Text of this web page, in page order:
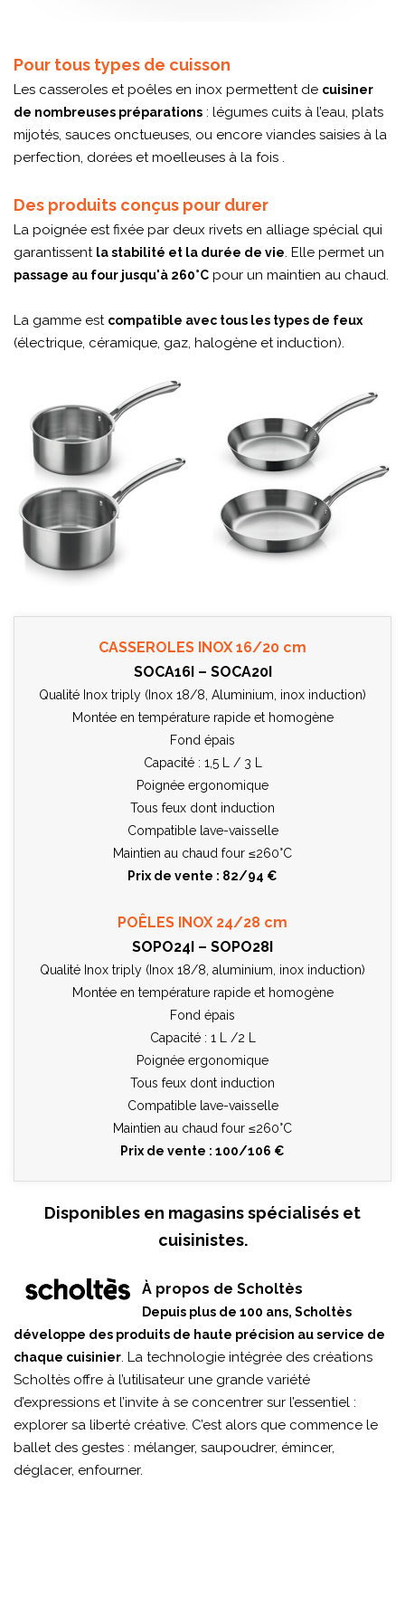
Pour tous types de cuisson
Les casseroles et poêles en inox permettent de cuisiner
de nombreuses préparations : légumes cuits à l’eau, plats
mijotés, sauces onctueuses, ou encore viandes saisies à la
perfection, dorées et moelleuses à la fois .
Des produits conçus pour durer
La poignée est fixée par deux rivets en alliage spécial qui
garantissent la stabilité et la durée de vie. Elle permet un
passage au four jusqu'à 260°C pour un maintien au chaud.
La gamme est compatible avec tous les types de feux
(électrique, céramique, gaz, halogène et induction).
CASSEROLES INOX 16/20 cm
SOCA16I – SOCA20I
Qualité Inox triply (Inox 18/8, Aluminium, inox induction)
Montée en température rapide et homogène
Fond épais
Capacité : 1,5 L / 3 L
Poignée ergonomique
Tous feux dont induction
Compatible lave-vaisselle
Maintien au chaud four ≤260°C
Prix de vente : 82/94 €
POÊLES INOX 24/28 cm
SOPO24I – SOPO28I
Qualité Inox triply (Inox 18/8, aluminium, inox induction)
Montée en température rapide et homogène
Fond épais
Capacité : 1 L /2 L
Poignée ergonomique
Tous feux dont induction
Compatible lave-vaisselle
Maintien au chaud four ≤260°C
Prix de vente : 100/106 €
Disponibles en magasins spécialisés et
cuisinistes.
À propos de Scholtès
Depuis plus de 100 ans, Scholtès
développe des produits de haute précision au service de
chaque cuisinier. La technologie intégrée des créations
Scholtès offre à l’utilisateur une grande variété
d’expressions et l’invite à se concentrer sur l’essentiel :
explorer sa liberté créative. C’est alors que commence le
ballet des gestes : mélanger, saupoudrer, émincer,
déglacer, enfourner.